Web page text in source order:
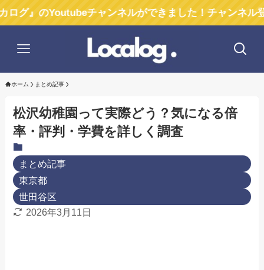
チャンネルができました！チャンネル登録お願
ホーム まとめ記事
松沢幼稚園って実際どう？気になる倍
率・評判・学費を詳しく調査
まとめ記事
東京都
世田谷区
2026年3月11日